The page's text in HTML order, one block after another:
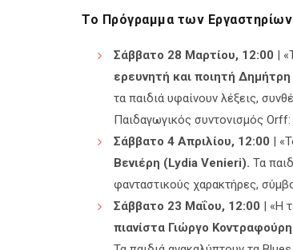
Το Πρόγραμμα των
Σάββατο 28 Μαρτίου, 12:00 |
ερευνητή και ποιητή
τα παιδιά υφαίνουν λέξεις,
Παιδαγωγικός συντονισμός
Σάββατο 4 Απριλίου, 12:00 |
Βενιέρη (Lydia Venieri). Τα
φανταστικούς χαρακτήρες,
Σάββατο 23 Μαΐου, 12:00 | «Η
πιανίστα Γιώργο Κοντραφούρη